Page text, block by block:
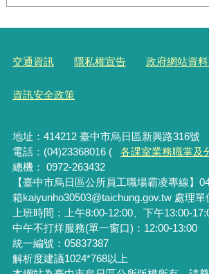
交通資訊 隱私權宣告 政府網站資
資訊安全政策
地址：414212 臺中市烏日區新興路316號
電話：(04)23368016 (
各課室業務職掌及
總機： 0972-263432
【臺中市烏日區公所員工職場霸凌專線】
箱kaiyunho30503@taichung.gov.tw 處理單
上班時間：上午8:00-12:00、下午13:00-
中午不打烊服務(單一窗口)：12:00-13:00
統一編號：05837387
解析度建議1024*768以上